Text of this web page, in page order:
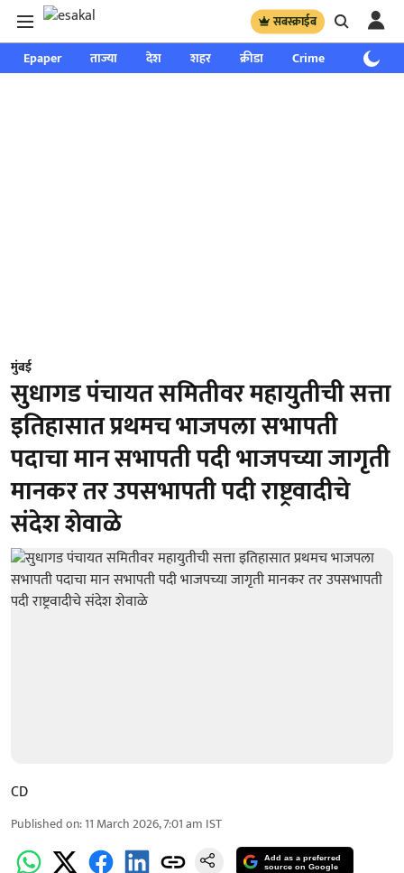
सबस्क्राईब
Epaper ताज्या देश शहर क्रीडा Crime साप्ताहिक
मुंबई
सुधागड पंचायत समितीवर महायुतीची सत्ता
इतिहासात प्रथमच भाजपला सभापती
पदाचा मान सभापती पदी भाजपच्या जागृती
मानकर तर उपसभापती पदी राष्ट्रवादीचे
संदेश शेवाळे
CD
Published on:11 March 2026, 7:01 am IST
Add as a preferred
source on Google